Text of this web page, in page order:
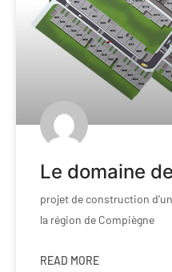
Le domaine
projet de construction
la région de Compiègne
READ MORE